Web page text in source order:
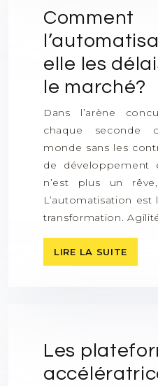
Comment
elle les
le marché?
Dans l’arène
chaque seconde
monde sans les
de développement
n’est plus un
L’automatisation
transformation.
LIRE LA SUITE
Les